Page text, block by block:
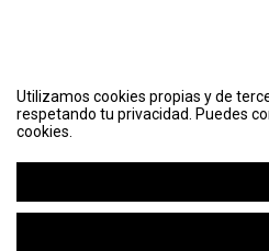
Utilizamos cookies propias y de
respetando tu privacidad. Puedes
cookies.